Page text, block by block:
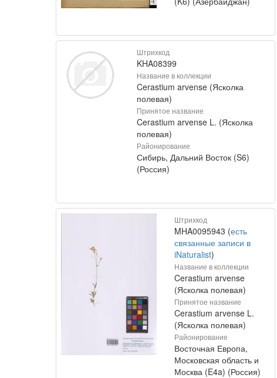
Штрихкод
KHA08399
Название в коллекции
Cerastium arvense (Ясколка
полевая)
Принятое название
Cerastium arvense L. (Ясколка
полевая)
Районирование
Сибирь, Дальний Восток (S6)
(Россия)
Штрихкод
MHA0095943 (есть
связанные записи в
iNaturalist)
Название в коллекции
Cerastium arvense
(Ясколка полевая)
Принятое название
Cerastium arvense L.
(Ясколка полевая)
Районирование
Восточная Европа,
Московская область и
Москва (E4a) (Россия)